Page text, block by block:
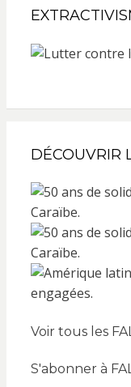
DÉCOUVRIR
Voir tous les
S'abonner à